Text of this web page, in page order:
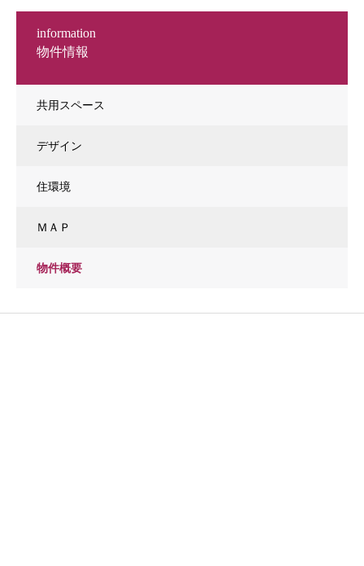
物件情報
information
共用スペース
デザイン
住環境
ＭＡＰ
物件概要